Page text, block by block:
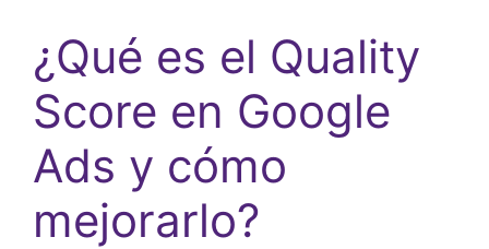
¿Qué es el Quality
Score en Google
Ads y cómo
mejorarlo?